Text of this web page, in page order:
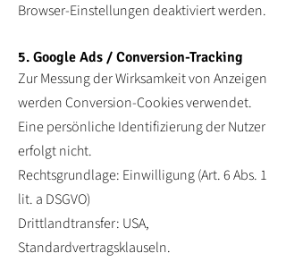
Browser-Einstellungen deaktiviert werden.
5. Google Ads / Conversion-Tracking
Zur Messung der Wirksamkeit von Anzeigen
werden Conversion-Cookies verwendet.
Eine persönliche Identifizierung der Nutzer
erfolgt nicht.
Rechtsgrundlage: Einwilligung (Art. 6 Abs. 1
lit. a DSGVO)
Drittlandtransfer: USA,
Standardvertragsklauseln.